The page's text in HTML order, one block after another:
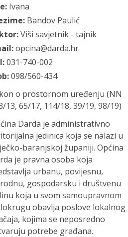
Ivana
Bandov Paulić
Viši savjetnik - tajnik
opcina@darda.hr
031-740-002
098/560-434
o prostornom uređenju (NN
13, 65/17, 114/18, 39/19, 98/19)
Darda je administrativno
jedinica koja se nalazi u
baranjskoj županiji. Općina
je pravna osoba koja
urbanu, povijesnu,
gospodarsku i društvenu
koja u svom samoupravnom
obavlja poslove lokalnog
kojima se neposredno
potrebe građana.